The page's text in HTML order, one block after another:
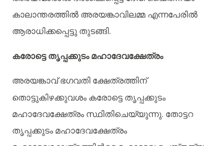
കാലാന്തരത്തിൽ അരയങ്കാവിലമ്മ എന്നപേരിൽ
ആരാധിക്കപ്പെട്ടു തുടങ്ങി.
കരോട്ടെ തൃപ്പക്കുടം മഹാദേവക്ഷേത്രം
അരയങ്കാവ് ഭഗവതി ക്ഷേത്രത്തിന്
തൊട്ടുകിഴക്കുവശം കരോട്ടെ തൃപ്പക്കുടം
മഹാദേവക്ഷേത്രം സ്ഥിതിചെയ്യുന്നു. തോട്ടറ
തൃപ്പക്കുടം മഹാദേവക്ഷേത്രം